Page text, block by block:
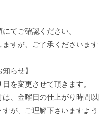
てご確認ください。
すが、ご了承くださいます
らせ】
を変更させて頂きます。
、金曜日の仕上がり時間以
が、ご理解下さいますよう